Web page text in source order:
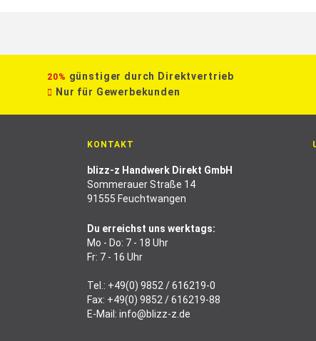
20% günstiger durch Direktvertrieb
Nur für Gewerbekunden
KONTAKT
blizz-z Handwerk Direkt GmbH
Sommerauer Straße 14
91555 Feuchtwangen
Du erreichst uns werktags:
Mo - Do: 7 - 18 Uhr
Fr: 7 - 16 Uhr
Tel.: +49(0) 9852 / 616219-0
Fax: +49(0) 9852 / 616219-88
E-Mail: info@blizz-z.de